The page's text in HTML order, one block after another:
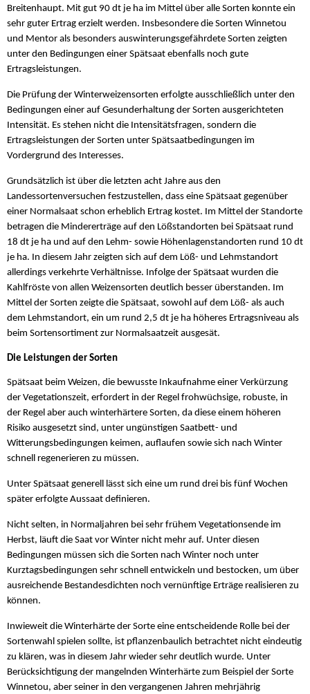
Breitenhaupt. Mit gut 90 dt je ha im Mittel über alle Sorten konnte ein
sehr guter Ertrag erzielt werden. Insbesondere die Sorten Winnetou
und Mentor als besonders auswinterungsgefährdete Sorten zeigten
unter den Bedingungen einer Spätsaat ebenfalls noch gute
Ertragsleistungen.
Die Prüfung der Winterweizensorten erfolgte ausschließlich unter den
Bedingungen einer auf Gesunderhaltung der Sorten ausgerichteten
Intensität. Es stehen nicht die Intensitätsfragen, sondern die
Ertragsleistungen der Sorten unter Spätsaatbedingungen im
Vordergrund des Interesses.
Grundsätzlich ist über die letzten acht Jahre aus den
Landessortenversuchen festzustellen, dass eine Spätsaat gegenüber
einer Normalsaat schon erheblich Ertrag kostet. Im Mittel der Standorte
betragen die Mindererträge auf den Lößstandorten bei Spätsaat rund
18 dt je ha und auf den Lehm- sowie Höhenlagenstandorten rund 10 dt
je ha. In diesem Jahr zeigten sich auf dem Löß- und Lehmstandort
allerdings verkehrte Verhältnisse. Infolge der Spätsaat wurden die
Kahlfröste von allen Weizensorten deutlich besser überstanden. Im
Mittel der Sorten zeigte die Spätsaat, sowohl auf dem Löß- als auch
dem Lehmstandort, ein um rund 2,5 dt je ha höheres Ertragsniveau als
beim Sortensortiment zur Normalsaatzeit ausgesät.
Die Leistungen der Sorten
Spätsaat beim Weizen, die bewusste Inkaufnahme einer Verkürzung
der Vegetationszeit, erfordert in der Regel frohwüchsige, robuste, in
der Regel aber auch winterhärtere Sorten, da diese einem höheren
Risiko ausgesetzt sind, unter ungünstigen Saatbett- und
Witterungsbedingungen keimen, auflaufen sowie sich nach Winter
schnell regenerieren zu müssen.
Unter Spätsaat generell lässt sich eine um rund drei bis fünf Wochen
später erfolgte Aussaat definieren.
Nicht selten, in Normaljahren bei sehr frühem Vegetationsende im
Herbst, läuft die Saat vor Winter nicht mehr auf. Unter diesen
Bedingungen müssen sich die Sorten nach Winter noch unter
Kurztagsbedingungen sehr schnell entwickeln und bestocken, um über
ausreichende Bestandesdichten noch vernünftige Erträge realisieren zu
können.
Inwieweit die Winterhärte der Sorte eine entscheidende Rolle bei der
Sortenwahl spielen sollte, ist pflanzenbaulich betrachtet nicht eindeutig
zu klären, was in diesem Jahr wieder sehr deutlich wurde. Unter
Berücksichtigung der mangelnden Winterhärte zum Beispiel der Sorte
Winnetou, aber seiner in den vergangenen Jahren mehrjährig